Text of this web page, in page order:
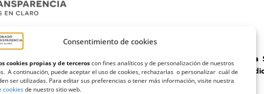
Consentimiento de cookies
cookies propias y de terceroscon fines analíticos y de personalización de nuestros
A continuación, puede aceptar el uso de cookies, rechazarlas o personalizar cuál de
ser utilizadas. Para editar sus preferencias o tener más información, visite nuestra
cookiesde nuestro sitio web.